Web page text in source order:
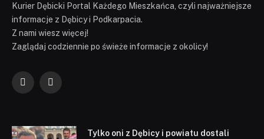
Kurier Dębicki Portal Każdego Mieszkańca, czyli najważniejsze
informacje z Dębicy i Podkarpacia.
Z nami wiesz więcej!
Zaglądaj codziennie po świeże informacje z okolicy!
FacebookYouTube
Tylko oni z Dębicy i powiatu dostali